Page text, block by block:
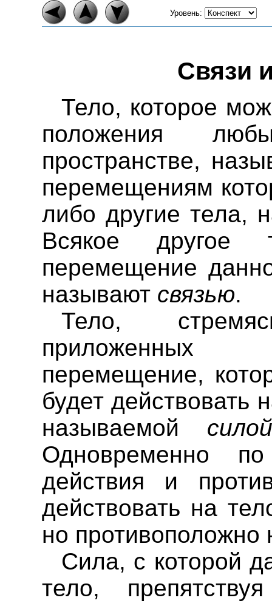
Уровень:
Связи
Тело, которое
положения
пространстве,
перемещениям
либо другие тела,
Всякое другое
перемещение
называют связью.
Тело,
приложенных
перемещение,
будет действовать
называемой
Одновременно
действия и
действовать на
но противоположно
Сила, с которой
тело,